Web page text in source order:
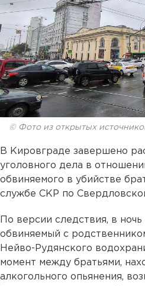
© Фото из открытых
В Кировграде завершено
уголовного дела в
обвиняемого в убийстве
службе СКР по
По версии следствия, в
обвиняемый с
Нейво-Рудянского
момент между братьями,
алкогольного опьянения,